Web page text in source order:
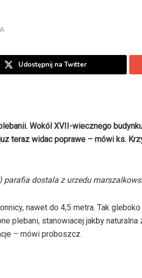
Udostępnij na Twitter
Wokól XVII-wiecznego
teraz widac poprawe – mówi ks.
parafia dostala z urzedu
nawet do 4,5 metra. Tak
plebani, stanowiacej jakby
– mówi proboszcz.